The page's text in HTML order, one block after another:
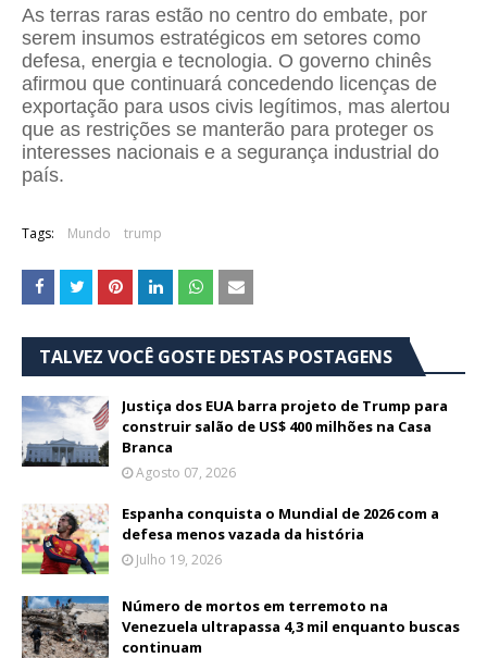
As terras raras estão no centro do embate, por
serem insumos estratégicos em setores como
defesa, energia e tecnologia. O governo chinês
afirmou que continuará concedendo licenças de
exportação para usos civis legítimos, mas alertou
que as restrições se manterão para proteger os
interesses nacionais e a segurança industrial do
país.
Tags: Mundo trump
TALVEZ VOCÊ GOSTE DESTAS POSTAGENS
Justiça dos EUA barra projeto de Trump para
construir salão de US$ 400 milhões na Casa
Branca
Agosto 07, 2026
Espanha conquista o Mundial de 2026 com a
defesa menos vazada da história
Julho 19, 2026
Número de mortos em terremoto na
Venezuela ultrapassa 4,3 mil enquanto buscas
continuam